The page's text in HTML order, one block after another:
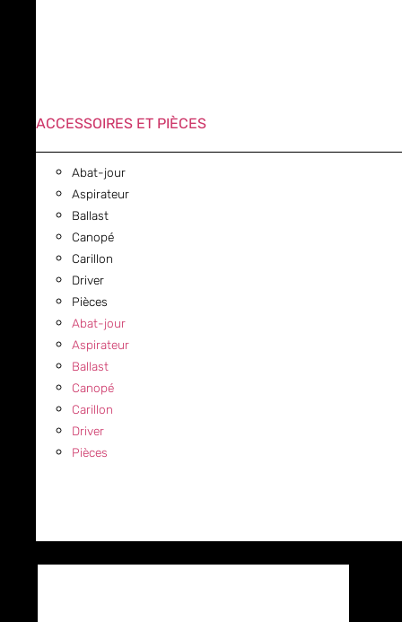
ACCESSOIRES ET PIÈCES
Abat-jour
Aspirateur
Ballast
Canopé
Carillon
Driver
Pièces
Abat-jour
Aspirateur
Ballast
Canopé
Carillon
Driver
Pièces